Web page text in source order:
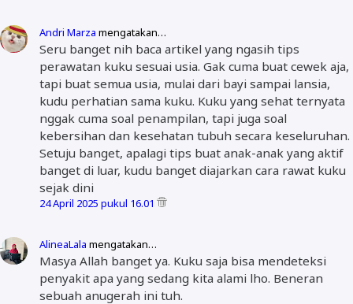
Andri Marza mengatakan…
Seru banget nih baca artikel yang ngasih tips
perawatan kuku sesuai usia. Gak cuma buat cewek aja,
tapi buat semua usia, mulai dari bayi sampai lansia,
kudu perhatian sama kuku. Kuku yang sehat ternyata
nggak cuma soal penampilan, tapi juga soal
kebersihan dan kesehatan tubuh secara keseluruhan.
Setuju banget, apalagi tips buat anak-anak yang aktif
banget di luar, kudu banget diajarkan cara rawat kuku
sejak dini
24 April 2025 pukul 16.01
AlineaLala mengatakan…
Masya Allah banget ya. Kuku saja bisa mendeteksi
penyakit apa yang sedang kita alami lho. Beneran
sebuah anugerah ini tuh.